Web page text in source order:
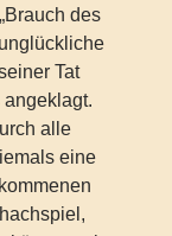
des
Tat
alle
eine